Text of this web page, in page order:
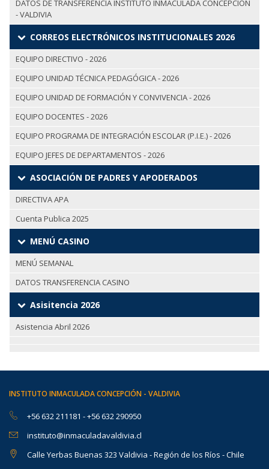
DATOS DE TRANSFERENCIA INSTITUTO INMACULADA CONCEPCIÓN
- VALDIVIA
CORREOS ELECTRÓNICOS INSTITUCIONALES 2026
EQUIPO DIRECTIVO - 2026
EQUIPO UNIDAD TÉCNICA PEDAGÓGICA - 2026
EQUIPO UNIDAD DE FORMACIÓN Y CONVIVENCIA - 2026
EQUIPO DOCENTES - 2026
EQUIPO PROGRAMA DE INTEGRACIÓN ESCOLAR (P.I.E.) - 2026
EQUIPO JEFES DE DEPARTAMENTOS - 2026
ASOCIACIÓN DE PADRES Y APODERADOS
DIRECTIVA APA
Cuenta Publica 2025
MENÚ CASINO
MENÚ SEMANAL
DATOS TRANSFERENCIA CASINO
Asisitencia 2026
Asistencia Abril 2026
INSTITUTO INMACULADA CONCEPCIÓN - VALDIVIA
+56 632 211181 -+56 632 290950
instituto@inmaculadavaldivia.cl
Calle Yerbas Buenas 323 Valdivia - Región de los Ríos - Chile